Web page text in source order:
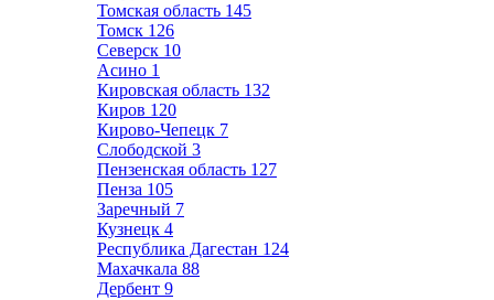
Томская область 145
Томск 126
Северск 10
Асино 1
Кировская область 132
Киров 120
Кирово-Чепецк 7
Слободской 3
Пензенская область 127
Пенза 105
Заречный 7
Кузнецк 4
Республика Дагестан 124
Махачкала 88
Дербент 9